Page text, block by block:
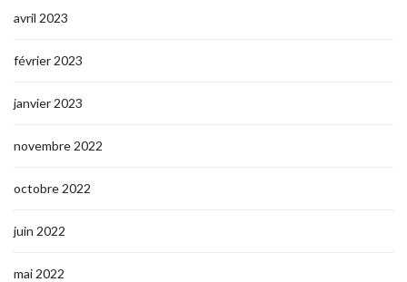
avril 2023
février 2023
janvier 2023
novembre 2022
octobre 2022
juin 2022
mai 2022